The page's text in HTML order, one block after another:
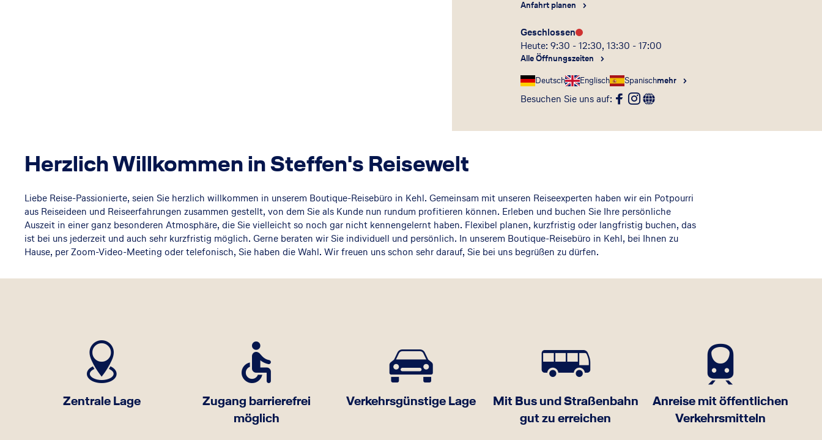
Anfahrt planen
Geschlossen
Heute: 9:30 - 12:30, 13:30 - 17:00
Alle Öffnungszeiten
Deutsch
Englisch Spanischmehr
Besuchen Sie uns auf:
Herzlich Willkommen in Steffen's Reisewelt
Liebe Reise-Passionierte, seien Sie herzlich willkommen in unserem Boutique-Reisebüro in Kehl. Gemeinsam mit unseren Reiseexperten haben wir ein Potpourri
aus Reiseideen und Reiseerfahrungen zusammen gestellt, von dem Sie als Kunde nun rundum profitieren können. Erleben und buchen Sie Ihre persönliche
Auszeit in einer ganz besonderen Atmosphäre, die Sie vielleicht so noch gar nicht kennengelernt haben. Flexibel planen, kurzfristig oder langfristig buchen, das
ist bei uns jederzeit und auch sehr kurzfristig möglich. Gerne beraten wir Sie individuell und persönlich. In unserem Boutique-Reisebüro in Kehl, bei Ihnen zu
Hause, per Zoom-Video-Meeting oder telefonisch, Sie haben die Wahl. Wir freuen uns schon sehr darauf, Sie bei uns begrüßen zu dürfen.
Zentrale Lage
Zugang barrierefrei
möglich
Verkehrsgünstige Lage
Mit Bus und Straßenbahn
gut zu erreichen
Anreise mit öffentlichen
Verkehrsmitteln